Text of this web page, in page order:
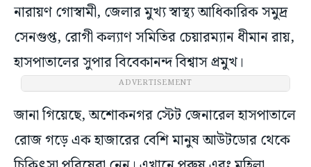
নারায়ণ গোস্বামী, জেলার মুখ্য স্বাস্থ্য আধিকারিক সমুদ্র
সেনগুপ্ত, রোগী কল্যাণ সমিতির চেয়ারম্যান ধীমান রায়,
হাসপাতালের সুপার বিবেকানন্দ বিশ্বাস প্রমুখ।
জানা গিয়েছে, অশোকনগর স্টেট জেনারেল হাসপাতালে
রোজ গড়ে এক হাজারের বেশি মানুষ আউটডোর থেকে
চিকিৎসা পরিষেবা নেন। এখানে পুরুষ এবং মহিলা